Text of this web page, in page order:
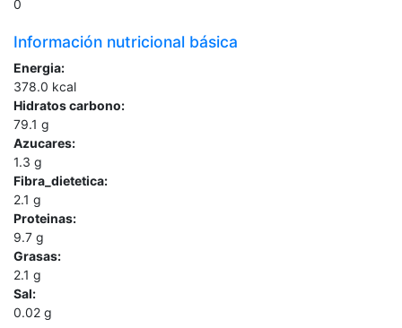
0
Información nutricional básica
Energia:
378.0 kcal
Hidratos carbono:
79.1 g
Azucares:
1.3 g
Fibra_dietetica:
2.1 g
Proteinas:
9.7 g
Grasas:
2.1 g
Sal:
0.02 g